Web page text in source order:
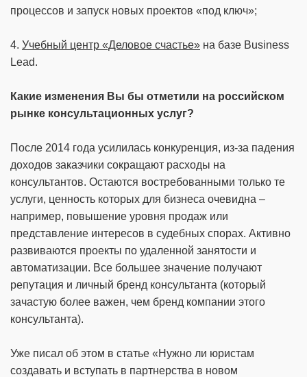
процессов и запуск новых проектов «под ключ»;
4. Учебный центр «Деловое счастье» на базе Business
Lead.
Какие изменения Вы бы отметили на российском
рынке консультационных услуг?
После 2014 года усилилась конкуренция, из-за падения
доходов заказчики сокращают расходы на
консультантов. Остаются востребованными только те
услуги, ценность которых для бизнеса очевидна –
например, повышение уровня продаж или
представление интересов в судебных спорах. Активно
развиваются проекты по удаленной занятости и
автоматизации. Все большее значение получают
репутация и личный бренд консультанта (который
зачастую более важен, чем бренд компании этого
консультанта).
Уже писал об этом в статье «Нужно ли юристам
создавать и вступать в партнерства в новом